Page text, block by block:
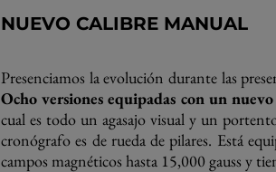
NUEVO CALIBRE MANUAL
Presenciamos la evolución durante las
Ocho versiones equipadas con un
cual es todo un agasajo visual y un
cronógrafo es de rueda de pilares. Está
campos magnéticos hasta 15,000 gauss y